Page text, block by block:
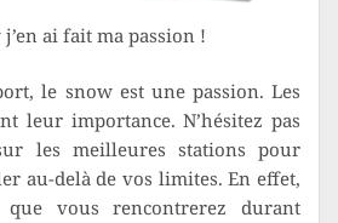
ai fait ma passion !
le snow est une passion. Les
leur importance. N’hésitez pas
les meilleures stations pour
au-delà de vos limites. En effet,
que vous rencontrerez durant